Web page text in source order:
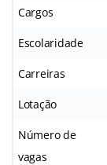
Cargos
Escolaridade
Carreiras
Lotação
Número de
vagas